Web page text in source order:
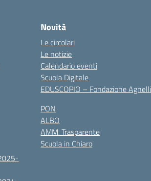
Novità
Le circolari
Le notizie
Calendario eventi
Scuola Digitale
EDUSCOPIO – Fondazione Agnelli
PON
ALBO
AMM. Trasparente
Scuola in Chiaro